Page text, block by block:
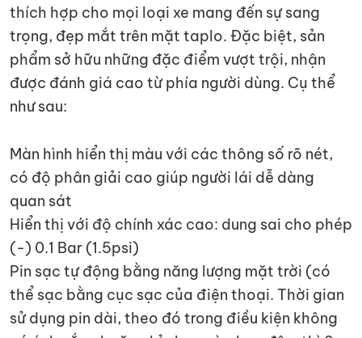
thích hợp cho mọi loại xe mang đến sự sang
trọng, đẹp mắt trên mặt taplo. Đặc biệt, sản
phẩm sở hữu những đặc điểm vượt trội, nhận
được đánh giá cao từ phía người dùng. Cụ thể
như sau:
Màn hình hiển thị màu với các thông số rõ nét,
có độ phân giải cao giúp người lái dễ dàng
quan sát
Hiển thị với độ chính xác cao: dung sai cho phép
(-) 0.1 Bar (1.5psi)
Pin sạc tự động bằng năng lượng mặt trời (có
thể sạc bằng cục sạc của điện thoại. Thời gian
sử dụng pin dài, theo đó trong điều kiện không